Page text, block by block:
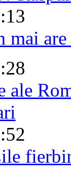
mai
ale